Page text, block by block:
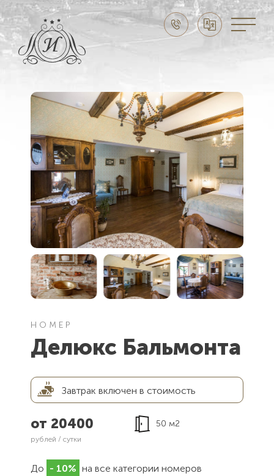
Праздники в Суздале
Свадьба в Суздале
Семейный отдых
CЛУЖБА БРОНИРОВАНИЯ:
8 (915) 777 20 20
НАШ АДРЕС
Владимирская область,
г. Суздаль, ул. Ленина, д. 89
ЭЛЕКТРОННАЯ ПОЧТА
imperial-suzdal@mail.ru
НОМЕР
Делюкс Бальмонта
Завтрак включен в стоимость
от 20400
рублей / сутки
50 м2
До - 10% на все категории номеров